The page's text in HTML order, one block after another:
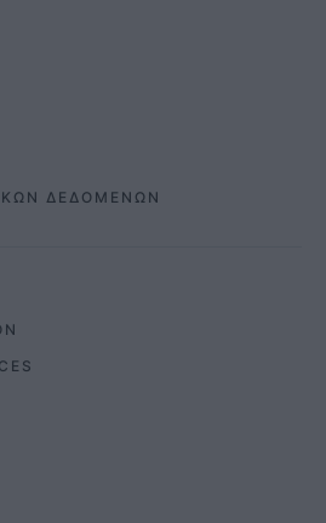
ΔΕΔΟΜΕΝΩΝ